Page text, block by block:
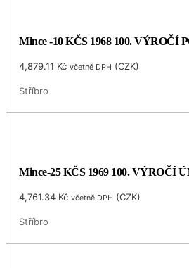
Mince -10 KČS 1968 100.
4,879.11 Kč včetně DPH (CZK)
Stříbro
Mince-25 KČS 1969 100. VÝROČÍ
4,761.34 Kč včetně DPH (CZK)
Stříbro